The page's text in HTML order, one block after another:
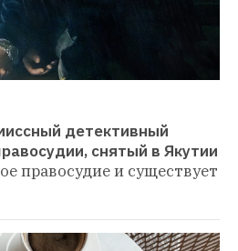
детективный
снятый в Якутии
правосудие и существует